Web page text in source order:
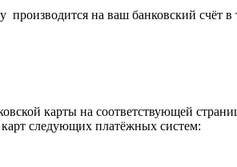
производится на ваш банковский
карты на соответствующей
следующих платёжных систем: